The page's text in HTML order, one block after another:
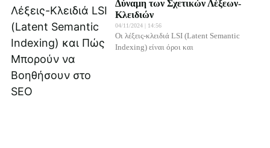
Δύναμη των Σχετικών Λέξεων-
Κλειδιών
04/11/2024 14:56
Οι λέξεις-κλειδιά LSI (Latent Semantic
Indexing) είναι όροι και